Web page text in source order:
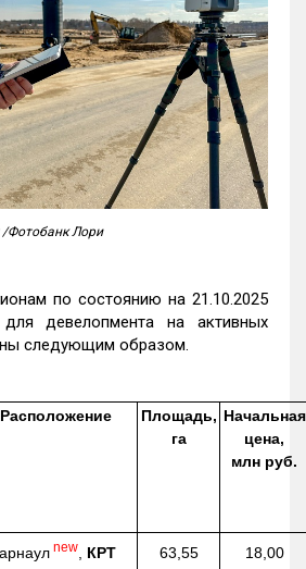
/Фотобанк Лори
по состоянию на 21.10.2025
девелопмента на активных
следующим образом.
Расположение
Площадь,
га
Начальная
цена,
млн руб.
new КРТ 63,55 18,00